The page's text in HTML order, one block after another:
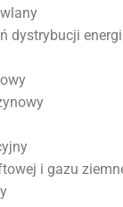
dystrybucji
i gazu